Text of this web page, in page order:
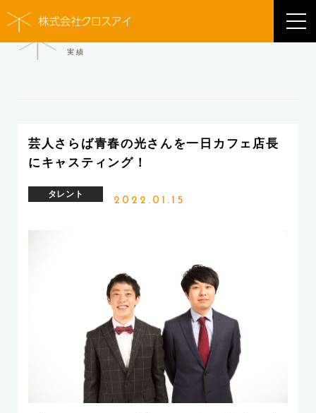
WORKS
実績
芸人さらば青春の光さんを一日カフェ店長
にキャスティング！
タレント
2022.01.15